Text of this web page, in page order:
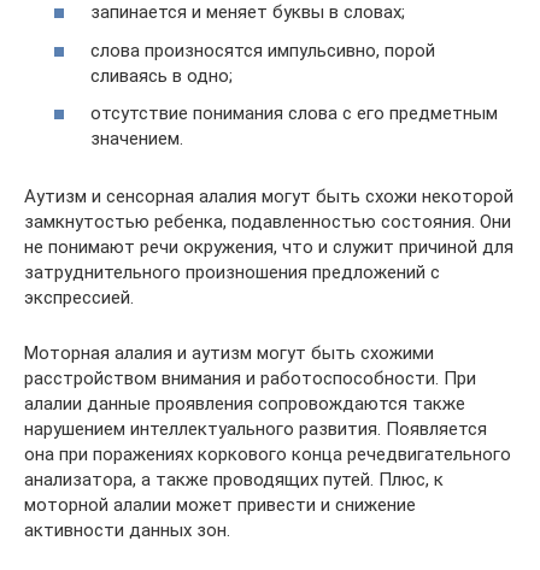
запинается и меняет буквы в словах;
слова произносятся импульсивно, порой
сливаясь в одно;
отсутствие понимания слова с его предметным
значением.
Аутизм и сенсорная алалия могут быть схожи некоторой
замкнутостью ребенка, подавленностью состояния. Они
не понимают речи окружения, что и служит причиной для
затруднительного произношения предложений с
экспрессией.
Моторная алалия и аутизм могут быть схожими
расстройством внимания и работоспособности. При
алалии данные проявления сопровождаются также
нарушением интеллектуального развития. Появляется
она при поражениях коркового конца речедвигательного
анализатора, а также проводящих путей. Плюс, к
моторной алалии может привести и снижение
активности данных зон.